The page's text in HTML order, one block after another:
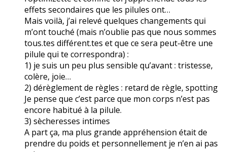
effets secondaires que les pilules ont…
Mais voilà, j’ai relevé quelques changements qui
m’ont touché (mais n’oublie pas que nous sommes
tous.tes différent.tes et que ce sera peut-être une
pilule qui te correspondra) :
1) je suis un peu plus sensible qu’avant : tristesse,
colère, joie…
2) dérèglement de règles : retard de règle, spotting
Je pense que c’est parce que mon corps n’est pas
encore habitué à la pilule.
3) sècheresses intimes
A part ça, ma plus grande appréhension était de
prendre du poids et personnellement je n’en ai pas